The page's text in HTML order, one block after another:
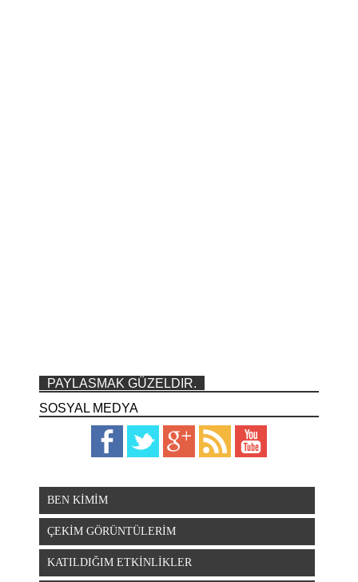
PAYLASMAK GÜZELDIR.
SOSYAL MEDYA
BEN KİMİM
ÇEKİM GÖRÜNTÜLERİM
KATILDIĞIM ETKİNLİKLER